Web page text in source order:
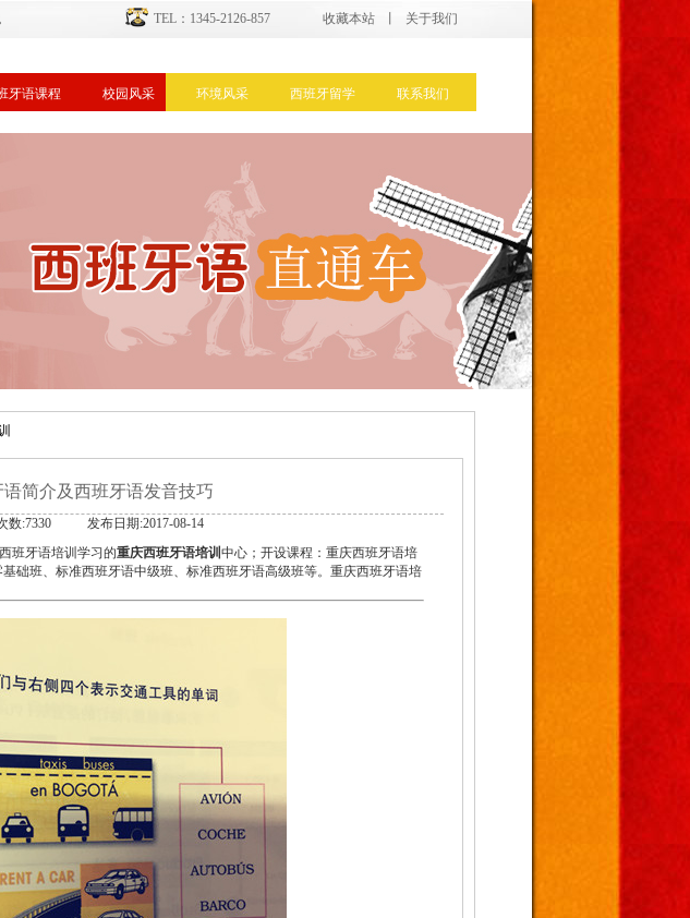
收藏本站 关于我们
TEL：1345-2126-857
牙语课程 校园风采 环境风采 西班牙留学 联系我们
语简介及西班牙语发音技巧
数:7330
发布日期:2017-08-14
班牙语培训学习的重庆西班牙语培训 中心；开设课程：重庆西班牙语培
础班、标准西班牙语中级班、标准西班牙语高级班等。重庆西班牙语培